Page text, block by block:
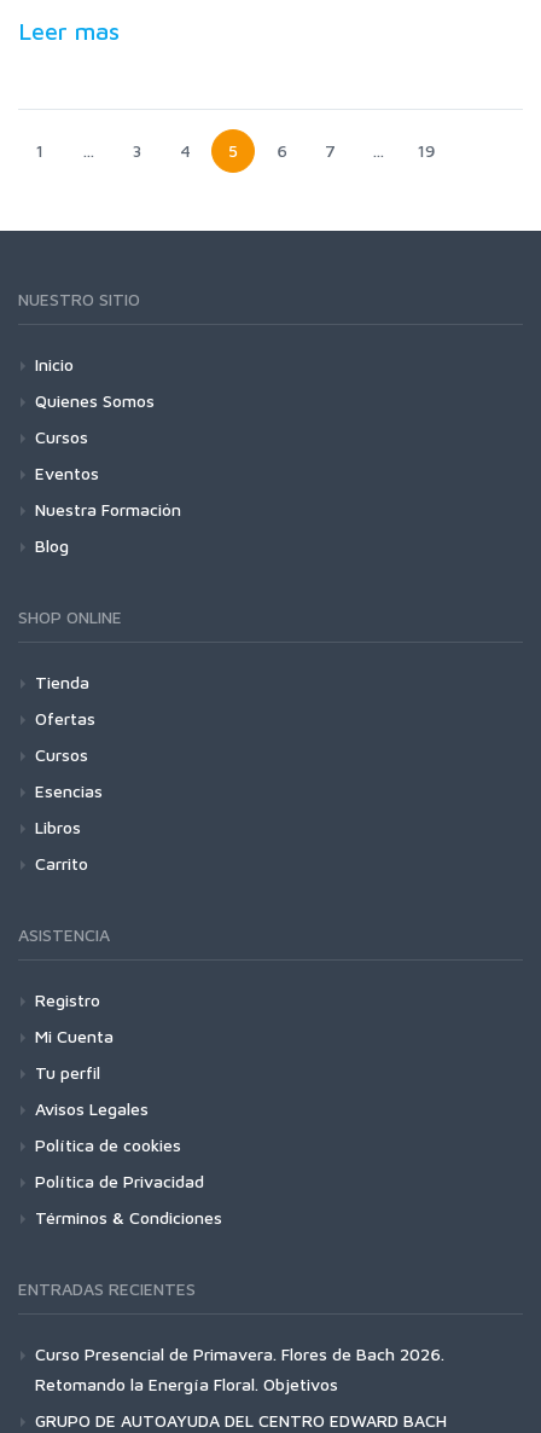
Leer mas
1 … 3 4 5 6 7 … 19
NUESTRO SITIO
Inicio
Quienes Somos
Cursos
Eventos
Nuestra Formación
Blog
SHOP ONLINE
Tienda
Ofertas
Cursos
Esencias
Libros
Carrito
ASISTENCIA
Registro
Mi Cuenta
Tu perfil
Avisos Legales
Política de cookies
Política de Privacidad
Términos & Condiciones
ENTRADAS RECIENTES
Curso Presencial de Primavera. Flores de Bach 2026.
Retomando la Energía Floral. Objetivos
GRUPO DE AUTOAYUDA DEL CENTRO EDWARD BACH